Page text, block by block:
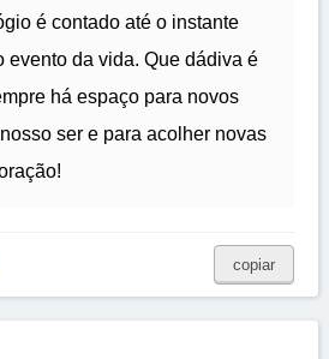
é contado até o instante
evento da vida. Que dádiva é
há espaço para novos
ser e para acolher novas
copiar